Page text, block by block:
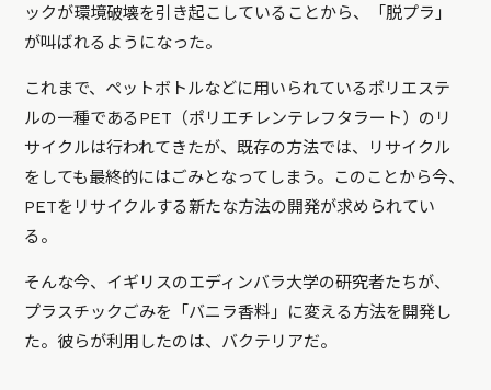
ックが環境破壊を引き起こしていることから、「脱プラ」
が叫ばれるようになった。
これまで、ペットボトルなどに用いられているポリエステ
ルの一種であるPET（ポリエチレンテレフタラート）のリ
サイクルは行われてきたが、既存の方法では、リサイクル
をしても最終的にはごみとなってしまう。このことから今、
PETをリサイクルする新たな方法の開発が求められてい
る。
そんな今、イギリスのエディンバラ大学の研究者たちが、
プラスチックごみを「バニラ香料」に変える方法を開発し
た。彼らが利用したのは、バクテリアだ。